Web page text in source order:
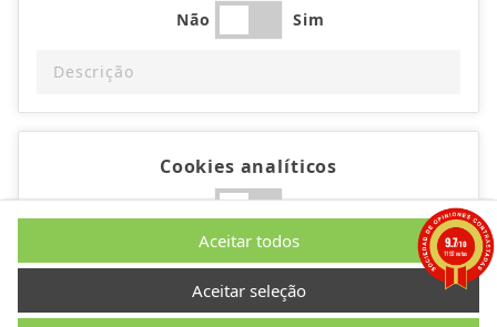
Não Sim
Descrição
Cookies analíticos
Não Sim
Descrição
Aceitar seleção
Aceitar todos 9.7/10
1192 notas